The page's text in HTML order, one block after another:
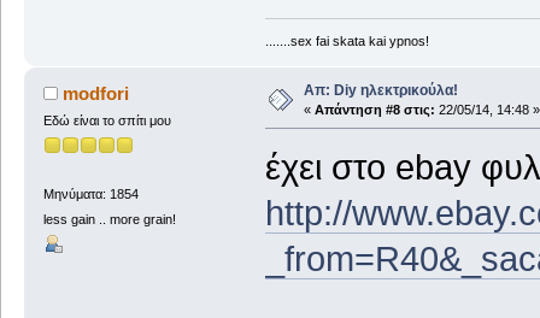
.......sex fai skata kai ypnos!
modfori
Εδώ είναι το σπίτι μου
Μηνύματα: 1854
less gain .. more grain!
Απ: Diy ηλεκτρικούλα!
« Απάντηση #8 στις: 22/05/14, 14:48 »
έχει στο ebay
http://